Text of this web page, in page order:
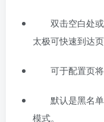
双击空白处
太极可快速到达
可于配置页
默认是黑名
模式。